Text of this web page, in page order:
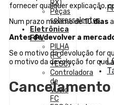
RX)
Peças
sobressalentes
Eletrônica
FPV
PILHA
(FC
+ESC)
Controladora
de
Vuelo
FC
fornecer qualquer explicação,
Num prazo máximo de 10dias
Antes de devolver a
Se o motivo da devolução for
o motivo da devolução for que